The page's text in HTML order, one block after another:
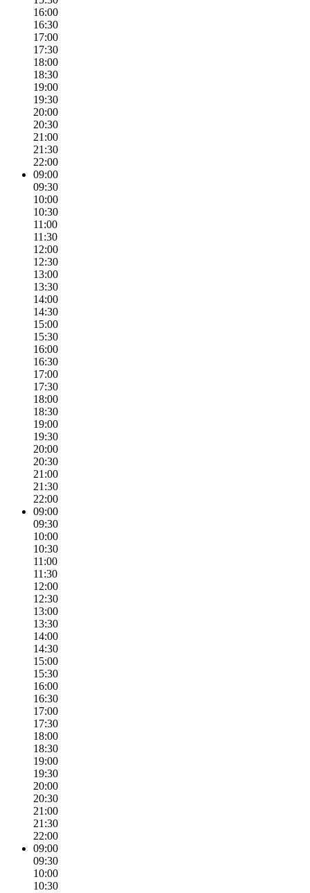
16:00
16:30
17:00
17:30
18:00
18:30
19:00
19:30
20:00
20:30
21:00
21:30
22:00
09:00
09:30
10:00
10:30
11:00
11:30
12:00
12:30
13:00
13:30
14:00
14:30
15:00
15:30
16:00
16:30
17:00
17:30
18:00
18:30
19:00
19:30
20:00
20:30
21:00
21:30
22:00
09:00
09:30
10:00
10:30
11:00
11:30
12:00
12:30
13:00
13:30
14:00
14:30
15:00
15:30
16:00
16:30
17:00
17:30
18:00
18:30
19:00
19:30
20:00
20:30
21:00
21:30
22:00
09:00
09:30
10:00
10:30